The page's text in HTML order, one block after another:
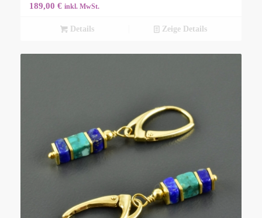
189,00 € inkl. MwSt.
Details Zeige Details